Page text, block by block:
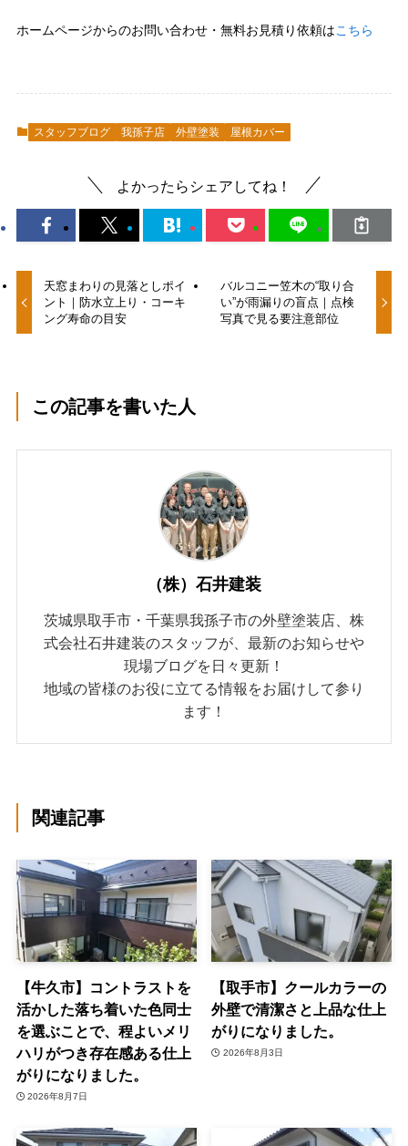
ホームページからのお問い合わせ・無料お見積り依頼はこちら
スタッフブログ 我孫子店 外壁塗装 屋根カバー
よかったらシェアしてね！
天窓まわりの見落としポイ
ント｜防水立上り・コーキ
ング寿命の目安
バルコニー笠木の“取り合
い”が雨漏りの盲点｜点検
写真で見る要注意部位
この記事を書いた人
（株）石井建装
茨城県取手市・千葉県我孫子市の外壁塗装店、株
式会社石井建装のスタッフが、最新のお知らせや
現場ブログを日々更新！
地域の皆様のお役に立てる情報をお届けして参り
ます！
関連記事
【牛久市】コントラストを
活かした落ち着いた色同士
を選ぶことで、程よいメリ
ハリがつき存在感ある仕上
がりになりました。
2026年8月7日
【取手市】クールカラーの
外壁で清潔さと上品な仕上
がりになりました。
2026年8月3日